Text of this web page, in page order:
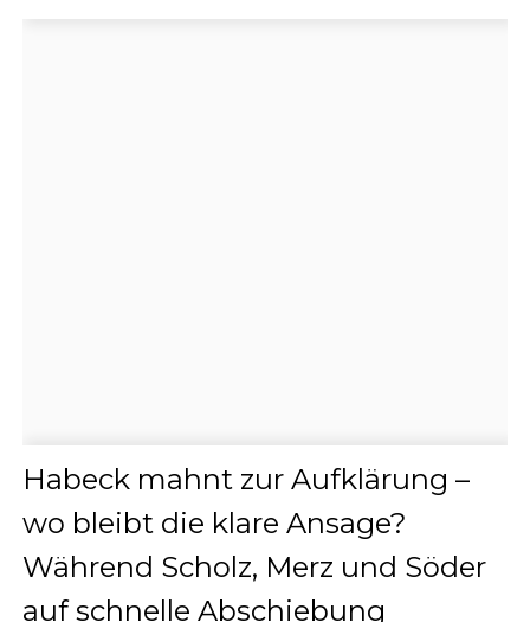
Habeck mahnt zur Aufklärung –
wo bleibt die klare Ansage?
Während Scholz, Merz und Söder
auf schnelle Abschiebung